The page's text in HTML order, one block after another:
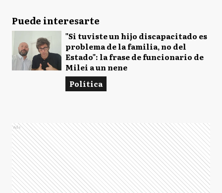
Puede interesarte
"Si tuviste un hijo discapacitado es
problema de la familia, no del
Estado": la frase de funcionario de
Milei a un nene
Política
Ads